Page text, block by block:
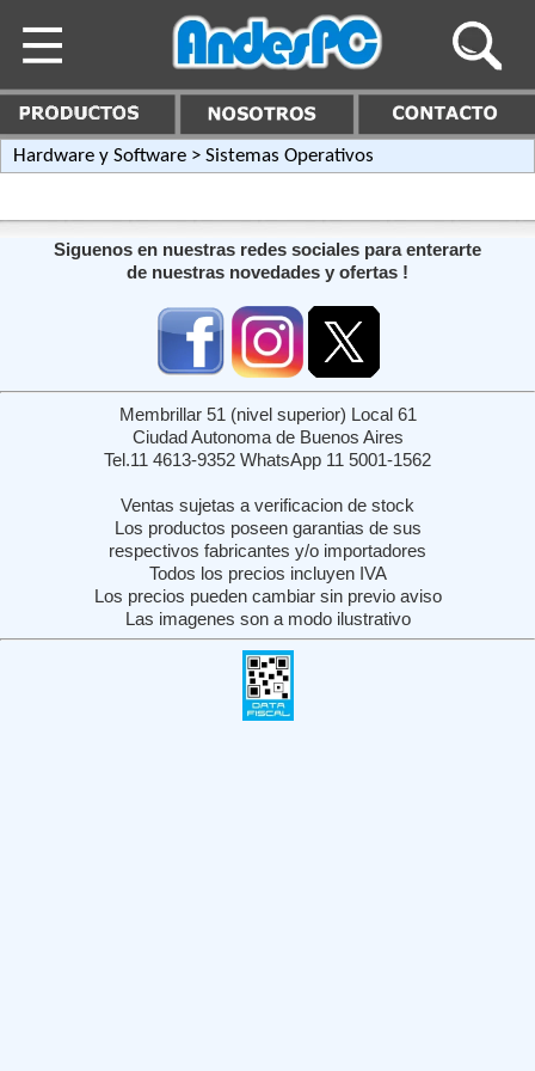
Hardware y Software > Sistemas Operativos
Siguenos en nuestras redes sociales para enterarte
de nuestras novedades y ofertas !
Membrillar 51 (nivel superior) Local 61
Ciudad Autonoma de Buenos Aires
Tel.11 4613-9352 WhatsApp 11 5001-1562
Ventas sujetas a verificacion de stock
Los productos poseen garantias de sus
respectivos fabricantes y/o importadores
Todos los precios incluyen IVA
Los precios pueden cambiar sin previo aviso
Las imagenes son a modo ilustrativo